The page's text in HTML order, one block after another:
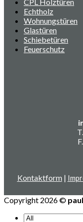
Echtholz
Wohnungstüren
Glastüren
Schiebetüren
Feuerschutz
Kontaktform |
Copyright 2026 ©